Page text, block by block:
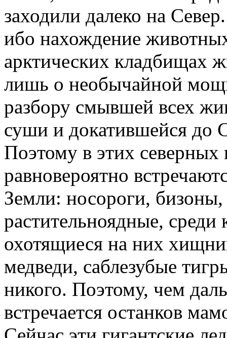
заходили далеко на
ибо нахождение
арктических кладбищах
лишь о необычайной
разбору смывшей всех
суши и докатившейся до
Поэтому в этих
равновероятно
Земли: носороги,
растительноядные, среди
охотящиеся на них
медведи, саблезубые
никого. Поэтому, чем
встречается останков